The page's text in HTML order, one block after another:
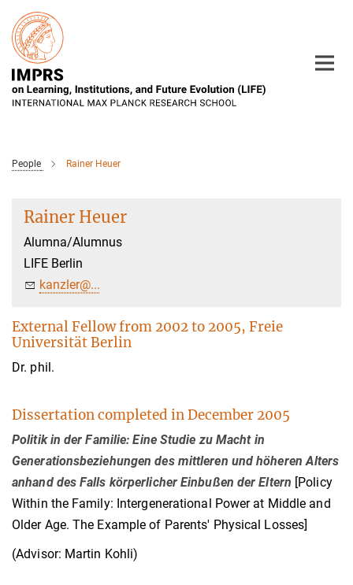
Main-
Content
People Rainer Heuer
Rainer Heuer
Alumna/Alumnus
LIFE Berlin
kanzler@...
External Fellow from 2002 to 2005, Freie
Universität Berlin
Dr. phil.
Dissertation completed in December 2005
Politik in der Familie: Eine Studie zu Macht in
Generationsbeziehungen des mittleren und höheren Alters
anhand des Falls körperlicher Einbußen der Eltern [Policy
Within the Family: Intergenerational Power at Middle and
Older Age. The Example of Parents' Physical Losses]
(Advisor: Martin Kohli)